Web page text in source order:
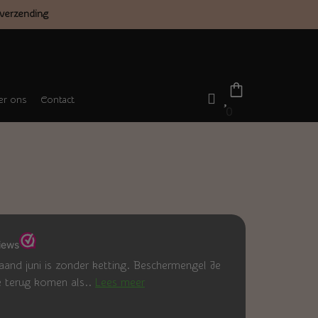
verzending
ons Contact
0
juni is zonder ketting. Beschermengel Je
terug komen als.. Lees meer